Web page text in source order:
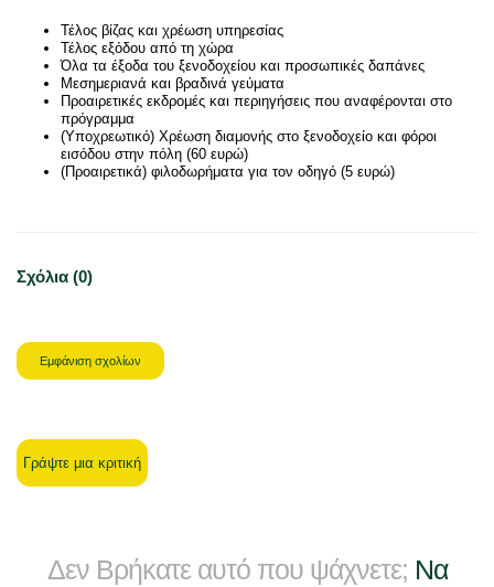
Τέλος βίζας και χρέωση υπηρεσίας
Τέλος εξόδου από τη χώρα
Όλα τα έξοδα του ξενοδοχείου και προσωπικές δαπάνες
Μεσημεριανά και βραδινά γεύματα
Προαιρετικές εκδρομές και περιηγήσεις που αναφέρονται στο
πρόγραμμα
(Υποχρεωτικό) Χρέωση διαμονής στο ξενοδοχείο και φόροι
εισόδου στην πόλη (60 ευρώ)
(Προαιρετικά) φιλοδωρήματα για τον οδηγό (5 ευρώ)
Σχόλια (0)
Εμφάνιση σχολίων
Γράψτε μια κριτική
Δεν Βρήκατε αυτό που ψάχνετε; Να